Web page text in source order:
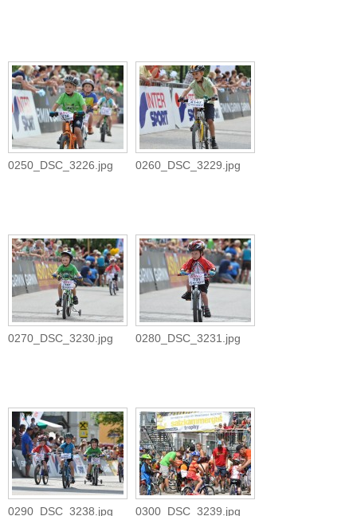
0250_DSC_3226.jpg 0260_DSC_3229.jpg
0270_DSC_3230.jpg 0280_DSC_3231.jpg
0290_DSC_3238.jpg 0300_DSC_3239.jpg